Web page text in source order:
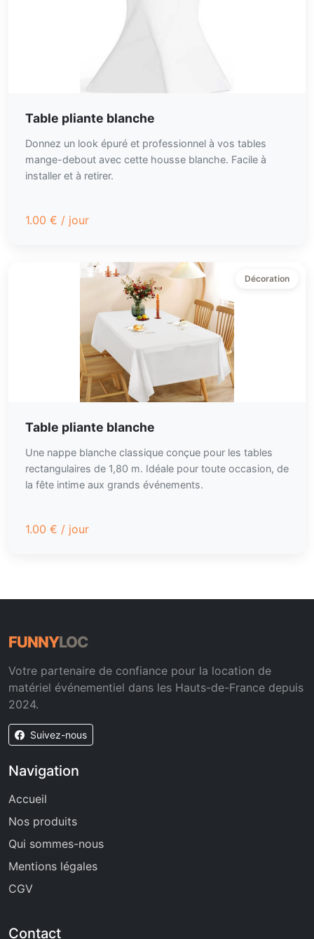
Table pliante blanche
Donnez un look épuré et professionnel à vos tables
mange-debout avec cette housse blanche. Facile à
installer et à retirer.
1.00 € / jour
Décoration
Table pliante blanche
Une nappe blanche classique conçue pour les tables
rectangulaires de 1,80 m. Idéale pour toute occasion, de
la fête intime aux grands événements.
1.00 € / jour
FUNNYLOC
Votre partenaire de confiance pour la location de
matériel événementiel dans les Hauts-de-France depuis
2024.
Suivez-nous
Navigation
Accueil
Nos produits
Qui sommes-nous
Mentions légales
CGV
Contact